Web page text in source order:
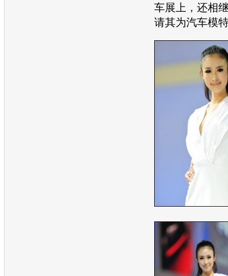
车展上，还相
请其为汽车模